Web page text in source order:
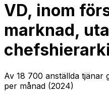
VD, inom
marknad,
chefshierarki
Av 18 700 anställda tjänar
per månad (2024)